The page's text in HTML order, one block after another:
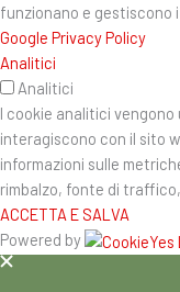
funzionano e gestiscono
Google Privacy Policy
Analitici
Analitici
I cookie analitici
interagiscono con il sito
informazioni sulle
rimbalzo, fonte di
ACCETTA E SALVA
Powered by